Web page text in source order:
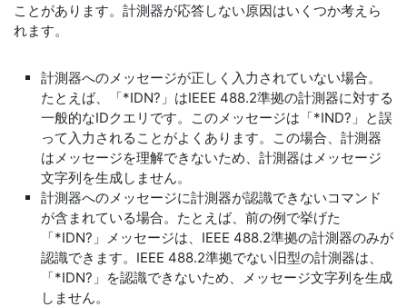
ことがあります。計測器が応答しない原因はいくつか考えら
れます。
計測器へのメッセージが正しく入力されていない場合。
たとえば、「*IDN?」はIEEE 488.2準拠の計測器に対する
一般的なIDクエリです。このメッセージは「*IND?」と誤
って入力されることがよくあります。この場合、計測器
はメッセージを理解できないため、計測器はメッセージ
文字列を生成しません。
計測器へのメッセージに計測器が認識できないコマンド
が含まれている場合。たとえば、前の例で挙げた
「*IDN?」メッセージは、IEEE 488.2準拠の計測器のみが
認識できます。IEEE 488.2準拠でない旧型の計測器は、
「*IDN?」を認識できないため、メッセージ文字列を生成
しません。